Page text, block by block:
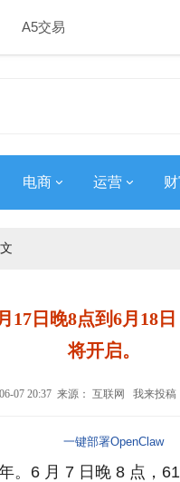
A5交易
电商 运营
17日晚8点到6月18
将开启。
07 20:37 来源： 互联网 我来投稿
一键部署OpenClaw
。6 月 7 日晚 8 点，